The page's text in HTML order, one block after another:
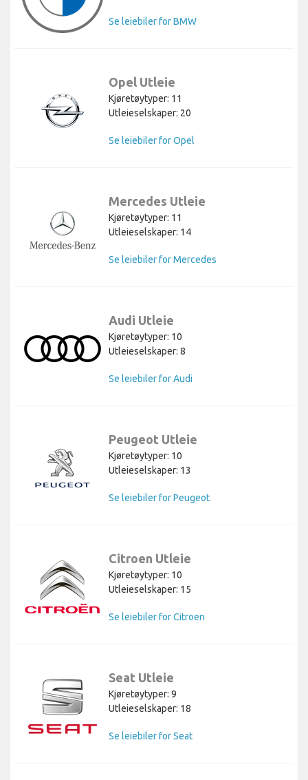
Se leiebiler for BMW
Opel Utleie
Kjøretøytyper: 11
Utleieselskaper: 20
Se leiebiler for Opel
Mercedes Utleie
Kjøretøytyper: 11
Utleieselskaper: 14
Se leiebiler for Mercedes
Audi Utleie
Kjøretøytyper: 10
Utleieselskaper: 8
Se leiebiler for Audi
Peugeot Utleie
Kjøretøytyper: 10
Utleieselskaper: 13
Se leiebiler for Peugeot
Citroen Utleie
Kjøretøytyper: 10
Utleieselskaper: 15
Se leiebiler for Citroen
Seat Utleie
Kjøretøytyper: 9
Utleieselskaper: 18
Se leiebiler for Seat